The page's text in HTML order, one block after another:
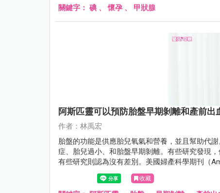
關鍵字： 碘 、懷孕 、 甲狀腺
阿斯匹靈可以預防胎盤早期剝離和產前出
作者：林禹宏
胎盤的功能是供應胎兒氧氣和營養，並且幫助代
症、胎兒過小、和胎盤早期剝離。有些研究發現
有些研究則認為沒有差別。美國婦產科學期刊（
月份有一項綜合分析研究（meta-analysis），結
血，只是跟劑量和使用時機有關。
收藏